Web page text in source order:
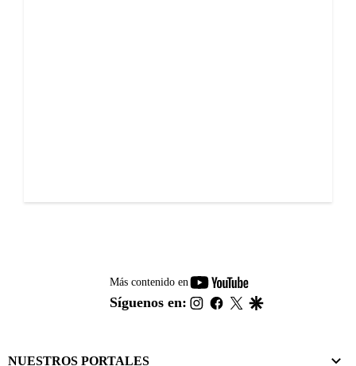
Más contenido en
youtube-
footer
Síguenos en: instagram
facebook
twitter
NUESTROS PORTALES